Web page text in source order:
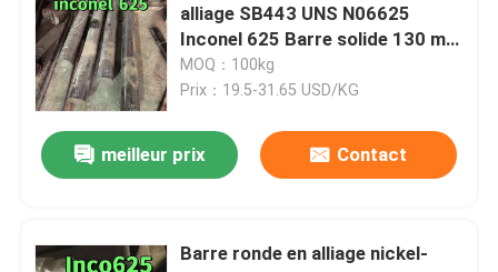
bobine de bande d'acier inoxydable
Tube soudé d'acier inoxydable
Tube sans couture d'acier inoxydable
Barre ronde d'acier inoxydable
alliage SB443 UNS N06625
Inconel 625 Barre solide 130 mm
150 mm
MOQ：100kg
Prix：19.5-31.65 USD/KG
meilleur prix Contact
Barre ronde en alliage nickel-